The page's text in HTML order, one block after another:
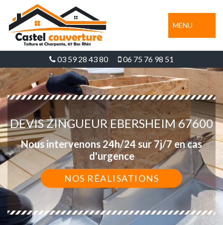
MENU
03 59 28 43 80 06 75 76 98 51
DEVIS ZINGUEUR EBERSHEIM 67600
Nous intervenons 24h/24 sur 7j/7 en cas
d'urgence
NOS RÉALISATIONS